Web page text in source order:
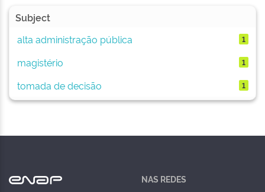
Subject
alta administração pública
1
magistério 1
tomada de decisão 1
NAS REDES